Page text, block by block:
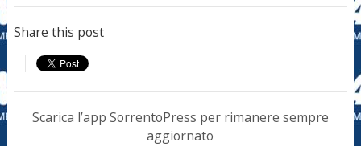
Share this post
Scarica l’app SorrentoPress per rimanere sempre
aggiornato